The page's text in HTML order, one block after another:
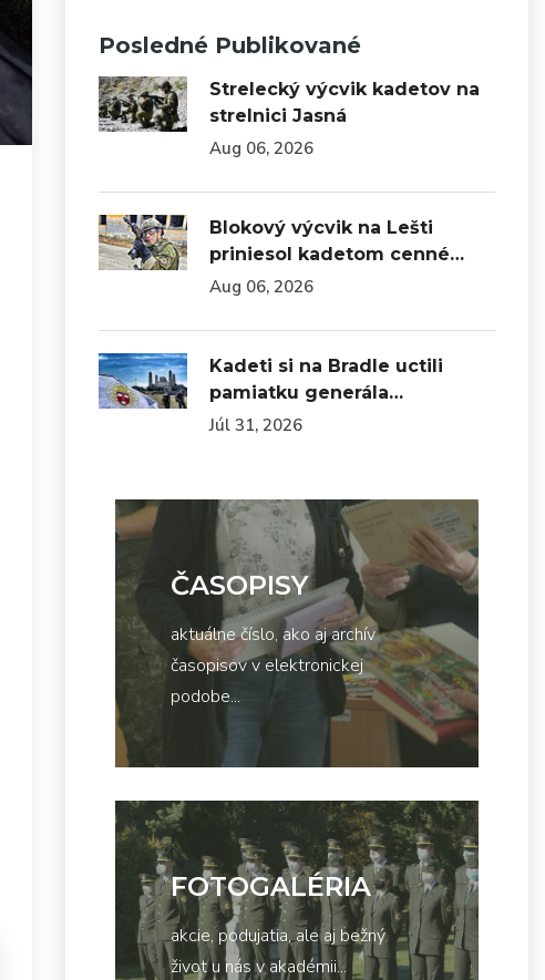
Posledné Publikované
Strelecký výcvik kadetov na
strelnici Jasná
Aug 06, 2026
Blokový výcvik na Lešti
priniesol kadetom cenné…
Aug 06, 2026
Kadeti si na Bradle uctili
pamiatku generála…
Júl 31, 2026
ČASOPISY
aktuálne číslo, ako aj archív
časopisov v elektronickej
podobe...
FOTOGALÉRIA
akcie, podujatia, ale aj bežný
život u nás v akadémii...